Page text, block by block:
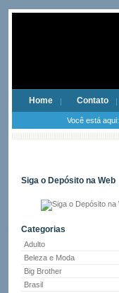
Home Contato
Você está aqui:
Siga o Depósito na Web
Categorias
Adulto
Beleza e Moda
Big Brother
Brasil